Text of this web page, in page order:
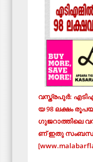
വ​സ്ത്ര​പു​ർ:
യ 98 ല​ക്ഷം
ഗു​ജ​റാ​ത്തി​ലെ
ണ് ഇ​തു